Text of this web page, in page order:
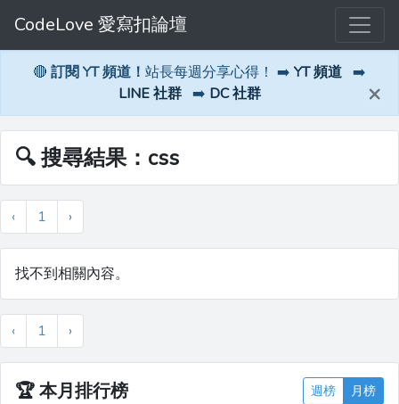
CodeLove 愛寫扣論壇
🔴 訂閱 YT 頻道！ 站長每週分享心得！ ➡️ YT 頻道 ➡️
LINE 社群 ➡️ DC 社群 ×
🔍 搜尋結果：css
‹ 1 ›
找不到相關內容。
‹ 1 ›
🏆本月排行榜 週榜 月榜